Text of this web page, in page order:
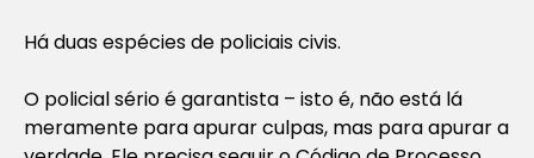
Há duas espécies de policiais civis.
O policial sério é garantista – isto é, não está lá
meramente para apurar culpas, mas para apurar a